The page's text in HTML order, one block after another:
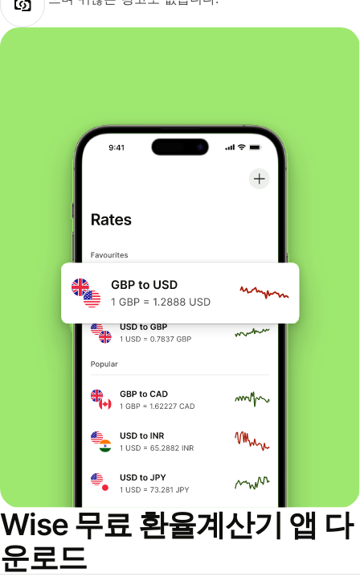
Wise 무료 환율계산기 앱 다
운로드